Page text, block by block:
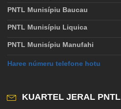
PNTL Munisípiu Baucau
PNTL Munisípiu Liquica
PNTL Munisípiu Manufahi
Haree númeru telefone hotu
KUARTEL JERAL PNTL